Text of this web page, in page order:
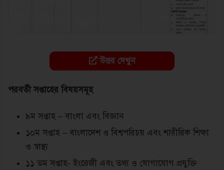
উত্তর দেখুন
পরবর্তী সপ্তাহের বিষয়সমূহ
৯ম সপ্তাহ – বাংলা এবং বিজ্ঞান
১০ম সপ্তাহ – বাংলাদেশ ও বিশ্বপরিচয় এবং শারীরিক শিক্ষা
ও স্বাস্থ্য
১১ তম সপ্তাহ- ইংরেজী এবং তথ্য ও যোগাযোগ প্রযুক্তি